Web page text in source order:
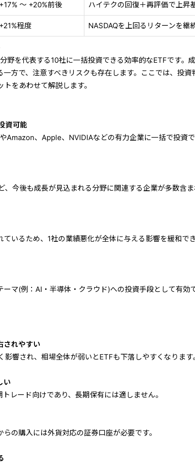
〜 +20%前後 ハイテクの回復＋再評価で上昇
程度 NASDAQを上回るリターンを継
野を代表する10社に一括投資できる効率的なETFです。
方で、注意すべきリスクも存在します。ここでは、投資
をあわせて解説します。
資可能
Amazon、Apple、NVIDIAなどの有力企業に一括で投資
、今後も成長が見込まれる分野に関連する企業が多数含
ているため、1社の業績悪化が全体に与える影響を緩和で
ーマ(例：AI・半導体・クラウド)への投資手段として有効
されやすい
影響され、相場全体が弱いとETFも下落しやすくなります
い
レード向けであり、長期保有には適しません。
の購入には外貨対応の証券口座が必要です。